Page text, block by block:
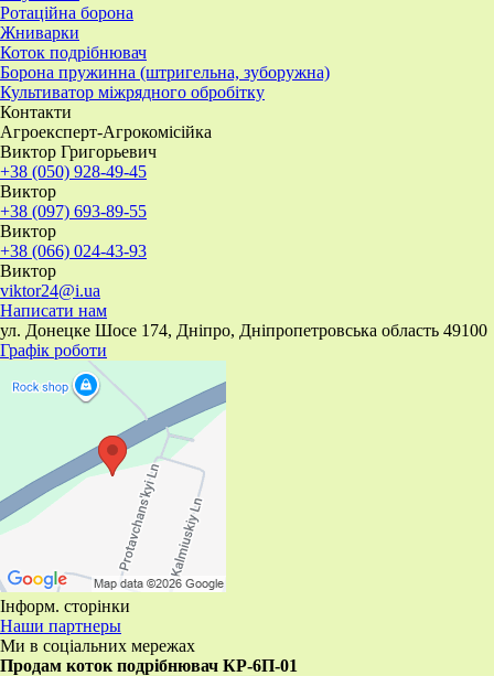
Ротаційна борона
Жниварки
Коток подрібнювач
Борона пружинна (штригельна, зуборужна)
​Культиватор міжрядного обробітку
Контакти
Агроексперт-Агрокомісійка
Виктор Григорьевич
+38 (050) 928-49-45
Виктор
+38 (097) 693-89-55
Виктор
+38 (066) 024-43-93
Виктор
viktor24@i.ua
Написати нам
ул. Донецке Шосе 174, Дніпро, Дніпропетровська область 49100
Графік роботи
Інформ. сторінки
Наши партнеры
Ми в соціальних мережах
Продам коток подрібнювач КР-6П-01